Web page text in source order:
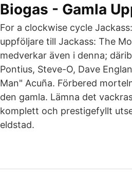
Biogas - Gamla
For a clockwise cycle
uppföljare till Jackass: The
medverkar även i denna;
Pontius, Steve-O, Dave
Man" Acuña. Förbered
den gamla. Lämna det
komplett och prestigefyllt
eldstad.